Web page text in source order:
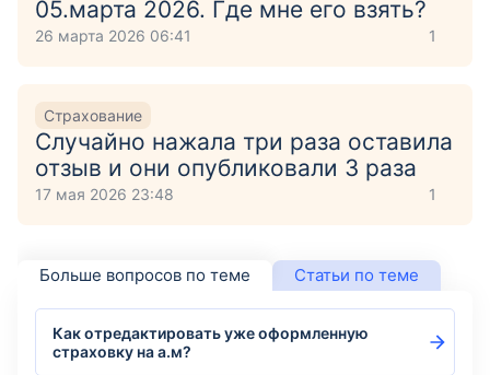
05.марта 2026. Где мне его взять?
26 марта 2026 06:41 1
Страхование
Случайно нажала три раза оставила
отзыв и они опубликовали 3 раза
17 мая 2026 23:48 1
Больше вопросов по теме Статьи по теме
Как отредактировать уже оформленную
страховку на а.м?